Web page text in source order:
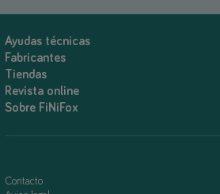
Ayudas técnicas
Fabricantes
Tiendas
Revista online
Sobre FiNiFox
Contacto